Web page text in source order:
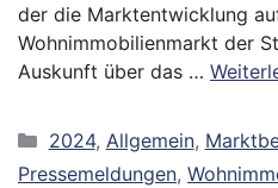
der die Marktentwicklung
Wohnimmobilienmarkt der
Auskunft über das …
Kategorien
2024, Allgemein,
Pressemeldungen,